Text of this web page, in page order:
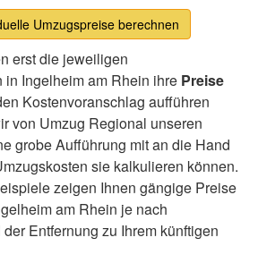
Umzugspreise berechnen
erst die jeweiligen
in Ingelheim am Rhein ihre Preise
Kostenvoranschlag aufführen
von Umzug Regional unseren
grobe Aufführung mit an die Hand
sie kalkulieren können.
zeigen Ihnen gängige Preise
am Rhein je nach
Entfernung zu Ihrem künftigen